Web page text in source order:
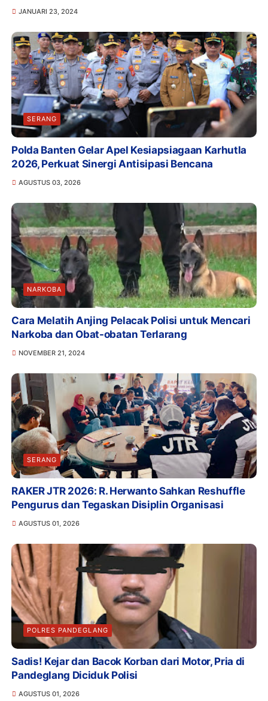
JANUARI 23, 2024
SERANG
Polda Banten Gelar Apel Kesiapsiagaan Karhutla
2026, Perkuat Sinergi Antisipasi Bencana
AGUSTUS 03, 2026
NARKOBA
Cara Melatih Anjing Pelacak Polisi untuk Mencari
Narkoba dan Obat-obatan Terlarang
NOVEMBER 21, 2024
SERANG
RAKER JTR 2026: R. Herwanto Sahkan Reshuffle
Pengurus dan Tegaskan Disiplin Organisasi
AGUSTUS 01, 2026
POLRES PANDEGLANG
Sadis! Kejar dan Bacok Korban dari Motor, Pria di
Pandeglang Diciduk Polisi
AGUSTUS 01, 2026